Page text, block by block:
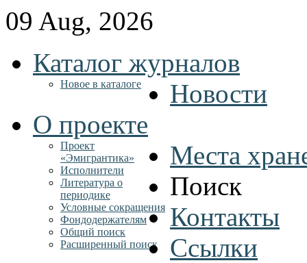
09 Aug, 2026
Каталог журналов
Новое в каталоге
Новости
О проекте
Проект
«Эмигрантика»
Исполнители
Литература о
периодике
Условные сокращения
Фондодержателям
Места
Поиск
Общий поиск
Расширенный поиск
Контакты
Ссылки